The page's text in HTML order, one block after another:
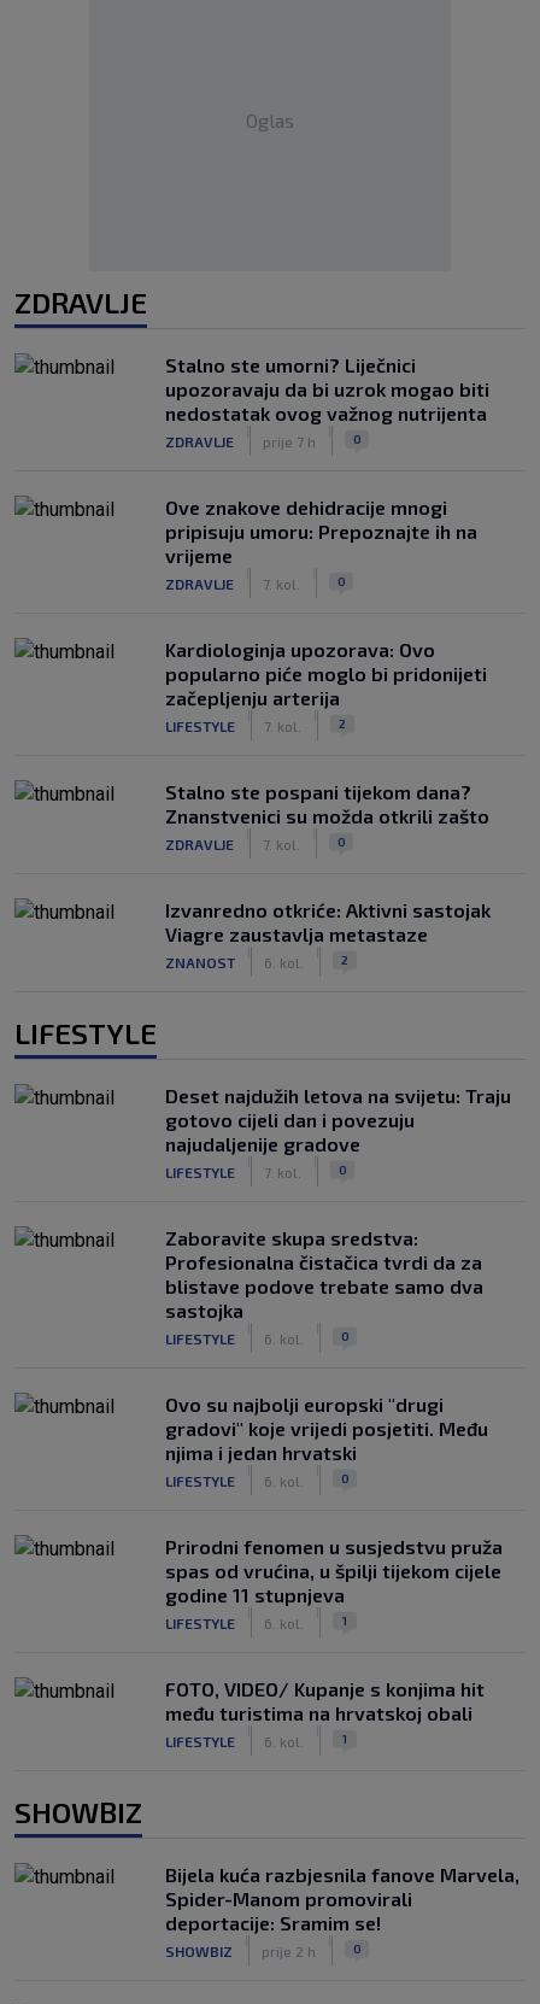
Oglas
ZDRAVLJE
Stalno ste umorni? Liječnici
upozoravaju da bi uzrok mogao biti
nedostatak ovog važnog nutrijenta
ZDRAVLJE prije 7 h 0
Ove znakove dehidracije mnogi
pripisuju umoru: Prepoznajte ih na
vrijeme
ZDRAVLJE 7. kol. 0
Kardiologinja upozorava: Ovo
popularno piće moglo bi pridonijeti
začepljenju arterija
LIFESTYLE 7. kol. 2
Stalno ste pospani tijekom dana?
Znanstvenici su možda otkrili zašto
ZDRAVLJE 7. kol. 0
Izvanredno otkriće: Aktivni sastojak
Viagre zaustavlja metastaze
ZNANOST 6. kol. 2
LIFESTYLE
Deset najdužih letova na svijetu: Traju
gotovo cijeli dan i povezuju
najudaljenije gradove
LIFESTYLE 7. kol. 0
Zaboravite skupa sredstva:
Profesionalna čistačica tvrdi da za
blistave podove trebate samo dva
sastojka
LIFESTYLE 6. kol. 0
Ovo su najbolji europski "drugi
gradovi" koje vrijedi posjetiti. Među
njima i jedan hrvatski
LIFESTYLE 6. kol. 0
Prirodni fenomen u susjedstvu pruža
spas od vrućina, u špilji tijekom cijele
godine 11 stupnjeva
LIFESTYLE 6. kol. 1
FOTO, VIDEO/ Kupanje s konjima hit
među turistima na hrvatskoj obali
LIFESTYLE 6. kol. 1
SHOWBIZ
Bijela kuća razbjesnila fanove Marvela,
Spider-Manom promovirali
deportacije: Sramim se!
SHOWBIZ prije 2 h 0